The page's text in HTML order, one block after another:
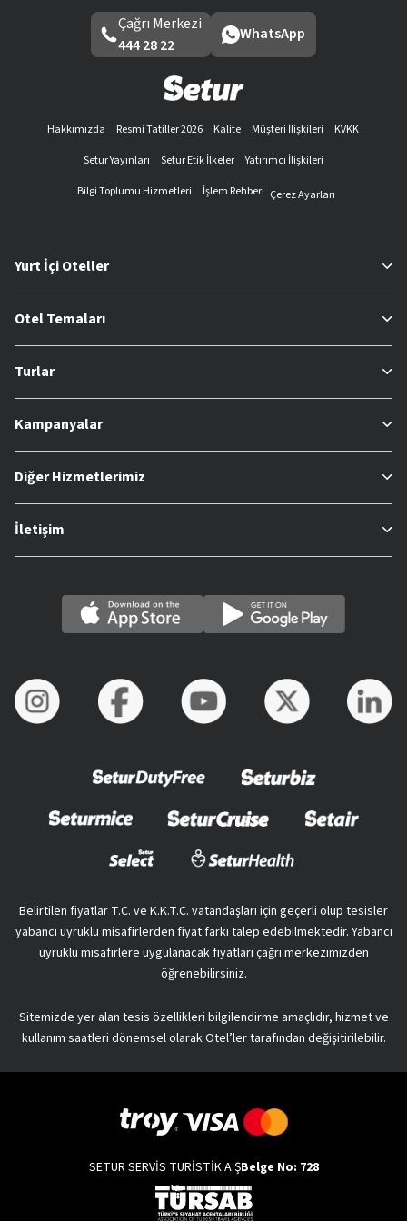
Çağrı Merkezi
444 28 22
WhatsApp
Hakkımızda Resmi Tatiller 2026 Kalite Müşteri İlişkileri
KVKK
Setur Yayınları
Setur Etik İlkeler
Yatırımcı İlişkileri
Bilgi Toplumu Hizmetleri
İşlem Rehberi Çerez Ayarları
Yurt İçi Oteller
Otel Temaları
Turlar
Kampanyalar
Diğer Hizmetlerimiz
İletişim
Belirtilen fiyatlar T.C. ve K.K.T.C. vatandaşları için geçerli olup tesisler
yabancı uyruklu misafirlerden fiyat farkı talep edebilmektedir. Yabancı
uyruklu misafirlere uygulanacak fiyatları çağrı merkezimizden
öğrenebilirsiniz.
Sitemizde yer alan tesis özellikleri bilgilendirme amaçlıdır, hizmet ve
kullanım saatleri dönemsel olarak Otel’ler tarafından değişitirilebilir.
SETUR SERVİS TURİSTİK A.ŞBelge No: 728